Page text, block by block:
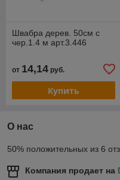
Швабра дерев. 50см с
чер.1.4 м арт.3.446
от 14,14 руб.
Купить
О нас
50% положительных из 6
Компания продает на